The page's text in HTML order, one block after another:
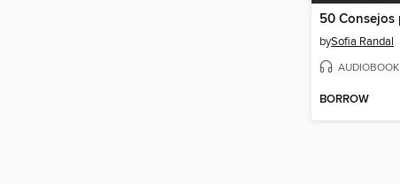
bySofia Randal
AUDIOBOOK
BORROW